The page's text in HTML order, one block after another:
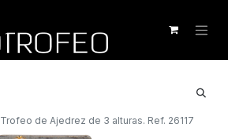
Trofeo de Ajedrez de 3 alturas. Ref. 26117